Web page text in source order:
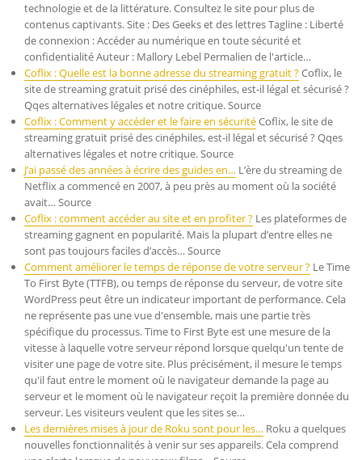
technologie et de la littérature. Consultez le site pour plus de
contenus captivants. Site : Des Geeks et des lettres Tagline : Liberté
de connexion : Accéder au numérique en toute sécurité et
confidentialité Auteur : Mallory Lebel Permalien de l'article…
Coflix : Quelle est la bonne adresse du streaming gratuit ?Coflix, le
site de streaming gratuit prisé des cinéphiles, est-il légal et sécurisé ?
Qqes alternatives légales et notre critique. Source
Coflix : Comment y accéder et le faire en sécuritéCoflix, le site de
streaming gratuit prisé des cinéphiles, est-il légal et sécurisé ? Qqes
alternatives légales et notre critique. Source
J’ai passé des années à écrire des guides en… L’ère du streaming de
Netflix a commencé en 2007, à peu près au moment où la société
avait… Source
Coflix : comment accéder au site et en profiter ? Les plateformes de
streaming gagnent en popularité. Mais la plupart d’entre elles ne
sont pas toujours faciles d’accès… Source
Comment améliorer le temps de réponse de votre serveur ? Le Time
To First Byte (TTFB), ou temps de réponse du serveur, de votre site
WordPress peut être un indicateur important de performance. Cela
ne représente pas une vue d'ensemble, mais une partie très
spécifique du processus. Time to First Byte est une mesure de la
vitesse à laquelle votre serveur répond lorsque quelqu'un tente de
visiter une page de votre site. Plus précisément, il mesure le temps
qu'il faut entre le moment où le navigateur demande la page au
serveur et le moment où le navigateur reçoit la première donnée du
serveur. Les visiteurs veulent que les sites se…
Les dernières mises à jour de Roku sont pour les… Roku a quelques
nouvelles fonctionnalités à venir sur ses appareils. Cela comprend